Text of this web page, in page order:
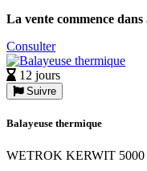
La vente commence
Consulter
12 jours
Suivre
Balayeuse thermique
WETROK KERWIT 5000